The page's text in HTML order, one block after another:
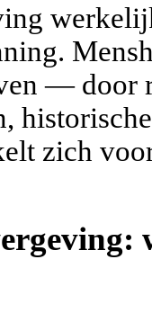
— door
zich